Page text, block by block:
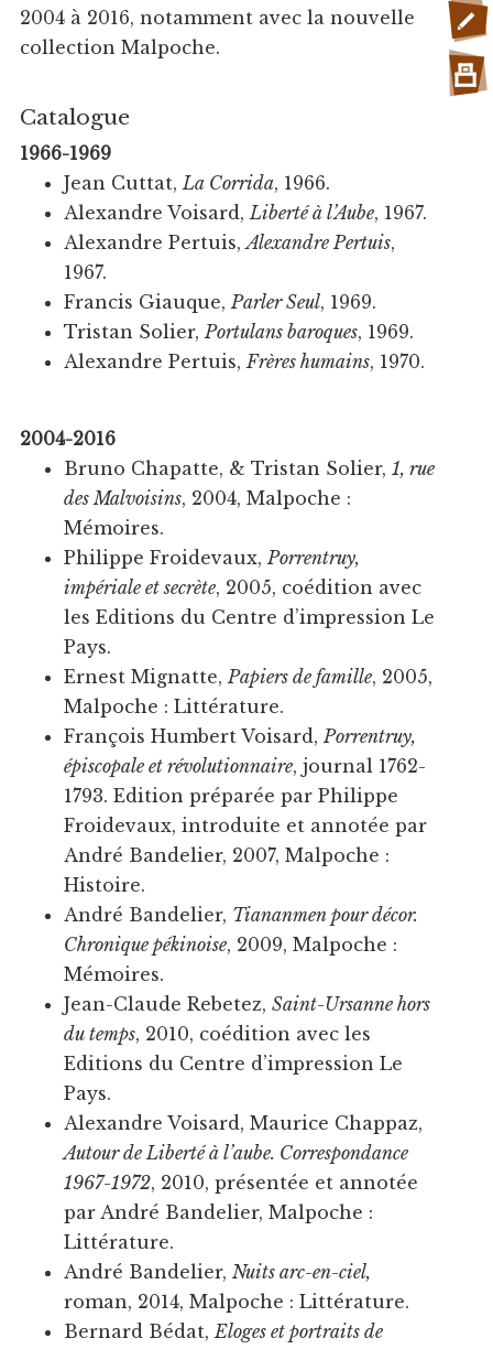
2004 à 2016, notamment avec la nouvelle
collection Malpoche.
Catalogue
1966-1969
Jean Cuttat,La Corrida, 1966.
Alexandre Voisard,Liberté à l’Aube, 1967.
Alexandre Pertuis,Alexandre Pertuis,
1967.
Francis Giauque,Parler Seul, 1969.
Tristan Solier,Portulans baroques, 1969.
Alexandre Pertuis,Frères humains, 1970.
2004-2016
Bruno Chapatte, & Tristan Solier, 1, rue
des Malvoisins, 2004, Malpoche :
Mémoires.
Philippe Froidevaux,Porrentruy,
impériale et secrète, 2005, coédition avec
les Editions du Centre d’impression Le
Pays.
Ernest Mignatte,Papiers de famille, 2005,
Malpoche : Littérature.
François Humbert Voisard,Porrentruy,
épiscopale et révolutionnaire, journal 1762-
1793. Edition préparée par Philippe
Froidevaux, introduite et annotée par
André Bandelier, 2007, Malpoche :
Histoire.
André Bandelier, Tiananmen pour décor.
Chronique pékinoise, 2009, Malpoche :
Mémoires.
Jean-Claude Rebetez, Saint-Ursanne hors
du temps, 2010, coédition avec les
Editions du Centre d’impression Le
Pays.
Alexandre Voisard, Maurice Chappaz,
Autour de Liberté à l’aube. Correspondance
1967-1972, 2010, présentée et annotée
par André Bandelier, Malpoche :
Littérature.
André Bandelier, Nuits arc-en-ciel,
roman, 2014, Malpoche : Littérature.
Bernard Bédat,Eloges et portraits de